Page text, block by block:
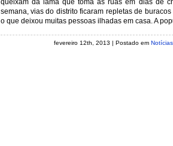
queixam da lama que toma as ruas em dias de
semana, vias do distrito ficaram repletas de
o que deixou muitas pessoas ilhadas em casa. A
fevereiro 12th, 2013 | Postado em